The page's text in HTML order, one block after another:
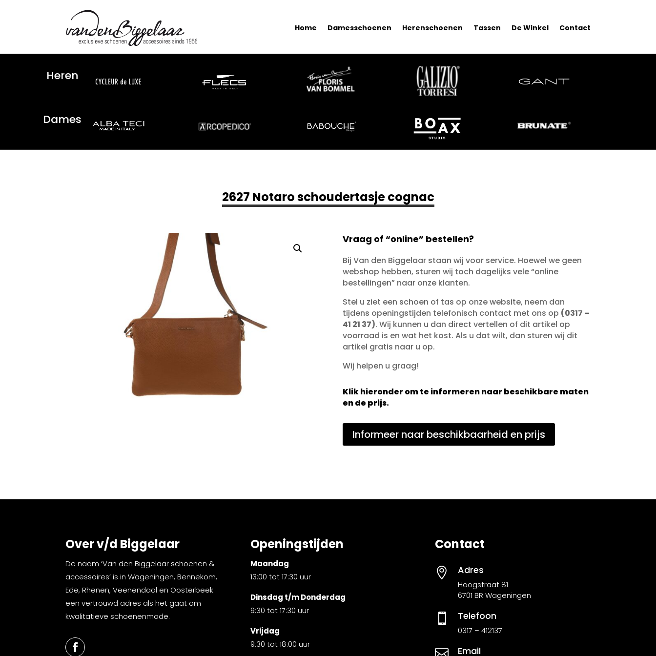
Home Damesschoenen Herenschoenen Tassen De Winkel Contact
Heren
Dames
2627 Notaro schoudertasje cognac
Vraag of “online” bestellen?
Bij Van den Biggelaar staan wij voor service. Hoewel we geen
webshop hebben, sturen wij toch dagelijks vele “online
bestellingen” naar onze klanten.
Stel u ziet een schoen of tas op onze website, neem dan
tijdens openingstijden telefonisch contact met ons op (0317 –
41 21 37). Wij kunnen u dan direct vertellen of dit artikel op
voorraad is en wat het kost. Als u dat wilt, dan sturen wij dit
artikel gratis naar u op.
Wij helpen u graag!
Klik hieronder om te informeren naar beschikbare maten
en de prijs.
Informeer naar beschikbaarheid en prijs
Over v/d Biggelaar
De naam ‘Van den Biggelaar schoenen &
accessoires’ is in Wageningen, Bennekom,
Ede, Rhenen, Veenendaal en Oosterbeek
een vertrouwd adres als het gaat om
kwalitatieve schoenenmode.
Openingstijden
Maandag
13:00 tot 17:30 uur
Dinsdag t/m Donderdag
9:30 tot 17:30 uur
Vrijdag
9:30 tot 18:00 uur
Contact
 Adres
Hoogstraat 81
6701 BR Wageningen
 Telefoon
0317 – 412137
Email